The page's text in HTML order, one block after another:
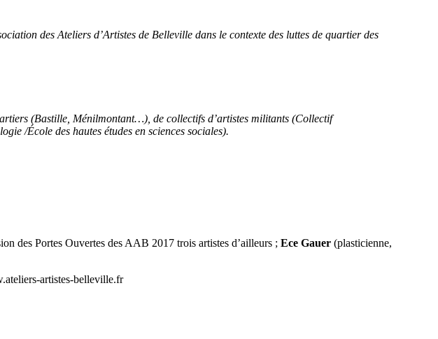
des Ateliers d’Artistes de Belleville dans le contexte des luttes de quartier des
(Bastille, Ménilmontant…), de collectifs d’artistes militants (Collectif
/École des hautes études en sciences sociales).
des Portes Ouvertes des AAB 2017 trois artistes d’ailleurs ; Ece Gauer (plasticienne,
artistes-belleville.fr